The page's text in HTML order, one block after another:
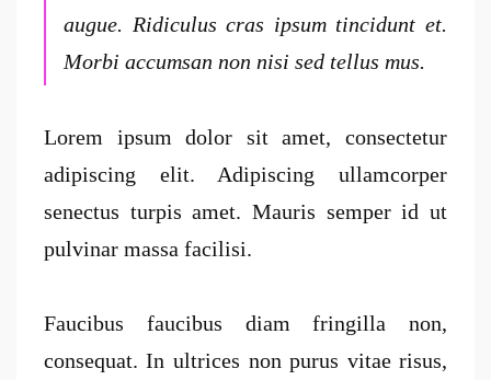
augue. Ridiculus cras ipsum tincidunt et.
Morbi accumsan non nisi sed tellus mus.
Lorem ipsum dolor sit amet, consectetur
adipiscing elit. Adipiscing ullamcorper
senectus turpis amet. Mauris semper id ut
pulvinar massa facilisi.
Faucibus faucibus diam fringilla non,
consequat. In ultrices non purus vitae risus,